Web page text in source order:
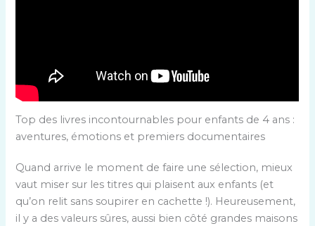
Top des livres incontournables pour enfants de 4 ans :
aventures, émotions et premiers documentaires
Quand arrive le moment de faire une sélection, mieux
vaut miser sur les titres qui plaisent aux enfants (et
qu’on relit sans soupirer en cachette !). Heureusement,
il y a des valeurs sûres, aussi bien côté grandes maisons